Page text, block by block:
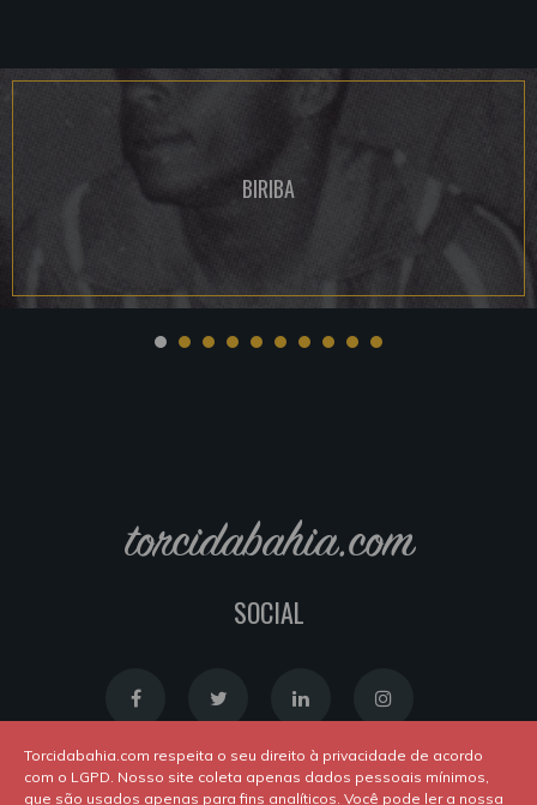
BIRIBA
torcidabahia.com
SOCIAL
Torcidabahia.com respeita o seu direito à privacidade de acordo
com o LGPD. Nosso site coleta apenas dados pessoais mínimos,
que são usados apenas para fins analíticos. Você pode ler a nossa